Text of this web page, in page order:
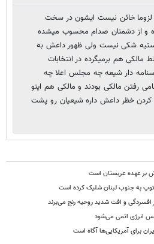
لزوما خائن نیست ایشون در سخت
و از دشمنان صدام محسوب میشده
شکی نیست ولی ظهور داعش به
هم برمیگرده در انتخابات
دار شیعه چه مجلس اعلا چه
رفتن مالکی بودند و مالکی هم اینو
کردن خظر داعش داره شیعیان رو پشت
بر عهده عربستان است
از افسردگی و افت شدید روحیه رنج می‌برند
انرژی اتمی می‌شود
برای آمریکایی‌ها آگاه است